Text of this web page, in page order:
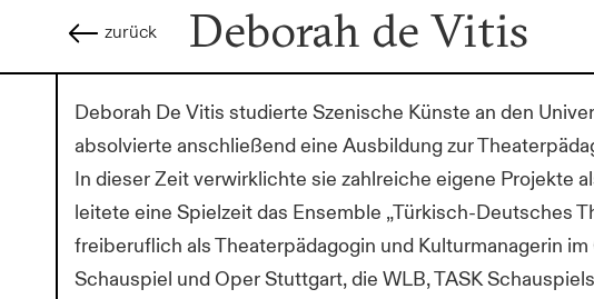
zurück Deborah de Vitis
Deborah De Vitis studierte Szenische Künste an den
absolvierte anschließend eine Ausbildung zur
In dieser Zeit verwirklichte sie zahlreiche eigene Projekte
leitete eine Spielzeit das Ensemble „Türkisch-Deutsches
freiberuflich als Theaterpädagogin und Kulturmanagerin
Schauspiel und Oper Stuttgart, die WLB, TASK